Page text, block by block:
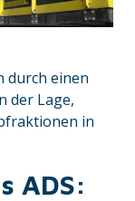
durch einen
der Lage,
in
ADS: